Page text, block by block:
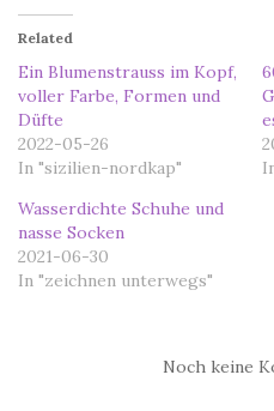
Related
Ein Blumenstrauss im Kopf,
voller Farbe, Formen und
Düfte
2022-05-26
In "sizilien-nordkap"
Wasserdichte Schuhe und
nasse Socken
2021-06-30
In "zeichnen unterwegs"
Noch keine